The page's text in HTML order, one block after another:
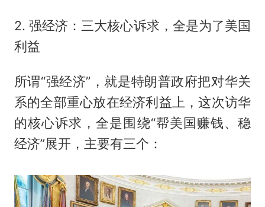
2. 强经济：三大核心诉求，全是为了美国
利益
所谓“强经济”，就是特朗普政府把对华关
系的全部重心放在经济利益上，这次访华
的核心诉求，全是围绕“帮美国赚钱、稳
经济”展开，主要有三个：